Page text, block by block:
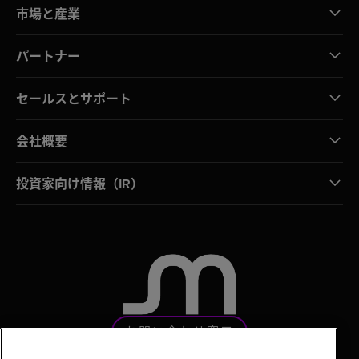
市場と産業
パートナー
セールスとサポート
会社概要
投資家向け情報（IR）
お問い合わせ窓口